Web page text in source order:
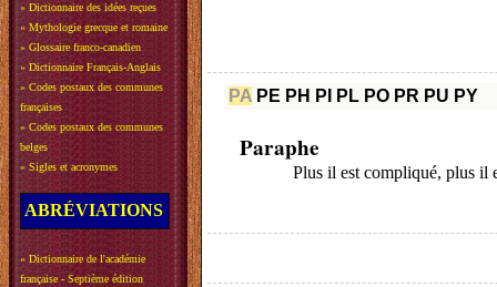
» Dictionnaire des idées reçues
» Mythologie grecque et romaine
» Glossaire franco-canadien
» Dictionnaire Français-Anglais
» Codes postaux des communes
françaises
» Codes postaux des communes
belges
» Sigles et acronymes
ABRÉVIATIONS
» Dictionnaire de l'académie
française - Septième édition
PA PE PH PI PL PO PR PU PY
Paraphe
Plus il est compliqué, plus il